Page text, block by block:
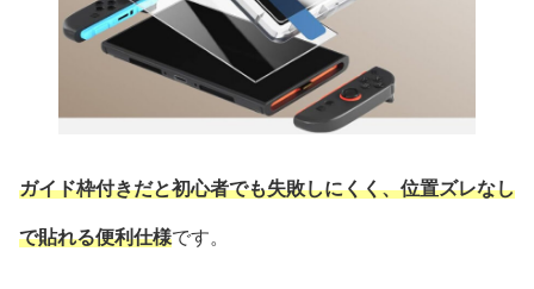
ガイド枠付きだと初心者でも失敗しにくく、位置ズレなし
で貼れる便利仕様です。